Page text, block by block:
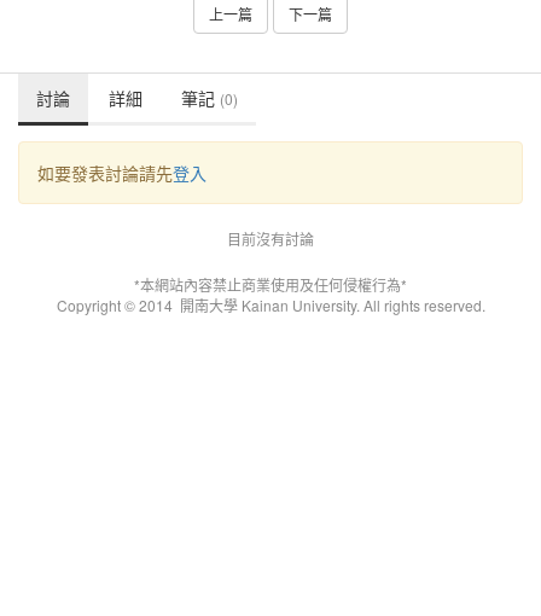
上一篇 下一篇
討論 詳細 筆記 (0)
如要發表討論請先登入
目前沒有討論
*本網站內容禁止商業使用及任何侵權行為*
Copyright © 2014 開南大學 Kainan University. All rights reserved.